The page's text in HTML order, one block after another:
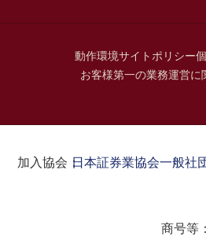
動作環境サイトポリシー
お客様第一の業務運営に
加入協会：日本証券業協会一般社
商号等：